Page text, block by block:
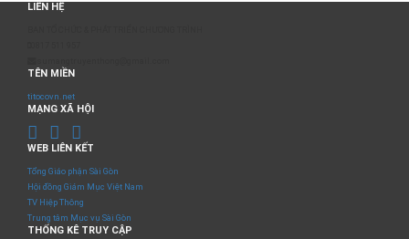
LIÊN HỆ
TÊN MIỀN
titocovn.net
MẠNG XÃ HỘI
WEB LIÊN KẾT
Tổng Giáo phận Sài Gòn
Hội đồng Giám Mục Việt Nam
TV Hiệp Thông
Trung tâm Mục vụ Sài Gòn
THỐNG KÊ TRUY CẬP